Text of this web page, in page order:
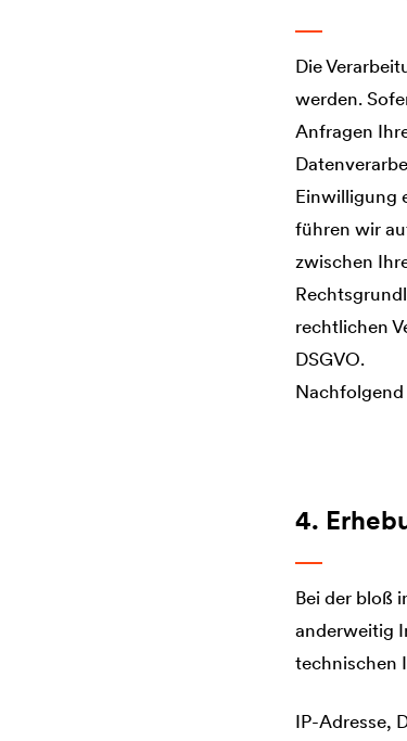
Die
werden.
Anfragen
Einwilligung
führen wir
zwischen
rechtlichen
DSGVO.
4.
Bei der bloß
anderweitig
technischen
IP-Adresse,